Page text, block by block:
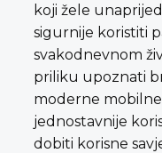
koji žele
sigurnije koristiti
svakodnevnom
priliku upoznati
moderne
jednostavnije
dobiti korisne